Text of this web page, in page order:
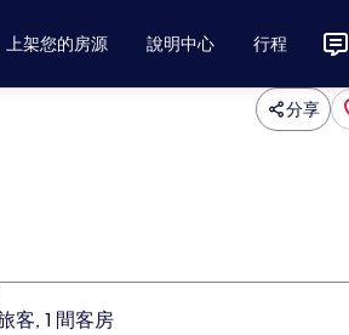
上架您的房源 說明中心 行程
分享